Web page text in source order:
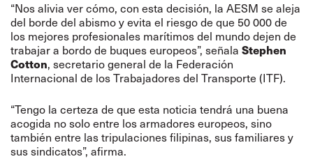
“Nos alivia ver cómo, con esta decisión, la AESM se aleja
del borde del abismo y evita el riesgo de que 50 000 de
los mejores profesionales marítimos del mundo dejen de
trabajar a bordo de buques europeos”, señala Stephen
Cotton, secretario general de la Federación
Internacional de los Trabajadores del Transporte (ITF).
“Tengo la certeza de que esta noticia tendrá una buena
acogida no solo entre los armadores europeos, sino
también entre las tripulaciones filipinas, sus familiares y
sus sindicatos”, afirma.